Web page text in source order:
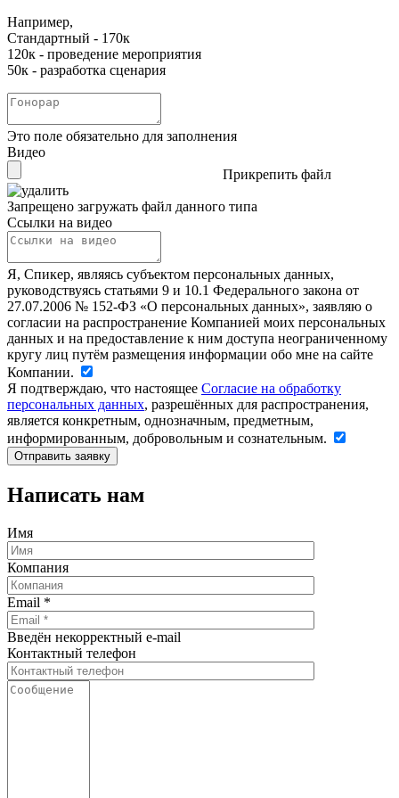
Например,
Стандартный - 170к
120к - проведение мероприятия
50к - разработка сценария
Это поле обязательно для заполнения
Видео
Прикрепить файл
Запрещено загружать файл данного типа
Ссылки на видео
Я, Спикер, являясь субъектом персональных данных,
руководствуясь статьями 9 и 10.1 Федерального закона от
27.07.2006 № 152-ФЗ «О персональных данных», заявляю о
согласии на распространение Компанией моих персональных
данных и на предоставление к ним доступа неограниченному
кругу лиц путём размещения информации обо мне на сайте
Компании.
Я подтверждаю, что настоящее Согласие на обработку
персональных данных, разрешённых для распространения,
является конкретным, однозначным, предметным,
информированным, добровольным и сознательным.
Написать нам
Имя
Компания
Email *
Введён некорректный e-mail
Контактный телефон